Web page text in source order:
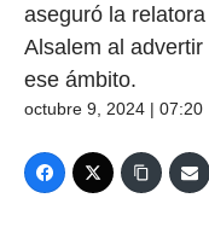
aseguró la
Alsalem al
ese ámbito.
octubre 9, 2024 | 07:20